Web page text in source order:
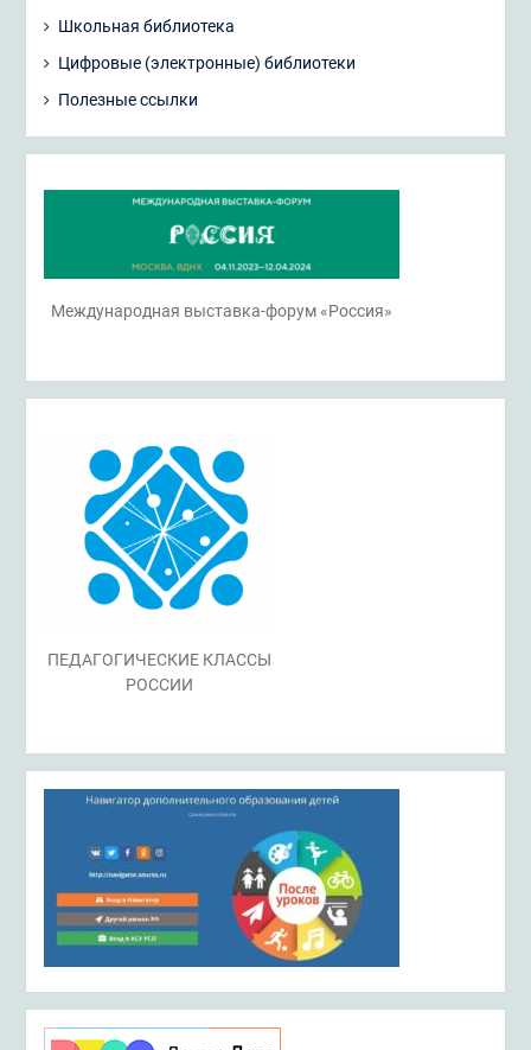
Школьная библиотека
Цифровые (электронные) библиотеки
Полезные ссылки
Международная выставка-форум «Россия»
ПЕДАГОГИЧЕСКИЕ КЛАССЫ
РОССИИ